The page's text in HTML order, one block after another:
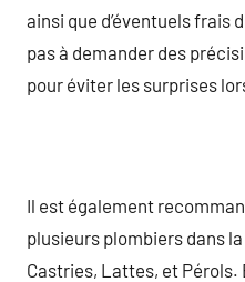
ainsi que d’éventuels frais
pas à demander des
pour éviter les surprises
Il est également
plusieurs plombiers dans
Castries, Lattes, et